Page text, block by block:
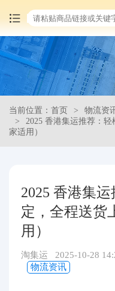
首页
中国商品代购
集运服务
最新公告
代购问答
当前位置：首页
物流资
2025 香港集运推荐：
家适用）
2025 香港集
定，全程送货
用）
淘集运 2025-10-28
物流资讯